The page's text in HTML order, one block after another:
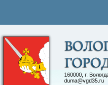
160000, г.
duma@vgd35.ru
Контакты